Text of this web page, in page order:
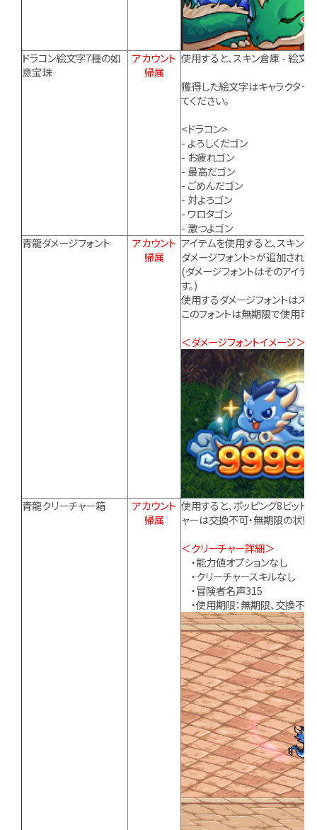
ドラコン絵文字7種の如
意宝珠
アカウント
帰属
使用すると、スキン倉庫 - 絵文
獲得した絵文字はキャラクター
てください。
<ドラコン>
- よろしくだゴン
- お疲れゴン
- 最高だゴン
- ごめんだゴン
- 対よろゴン
- ワロタゴン
- 激つよゴン
青龍ダメージフォント
アカウント
帰属
アイテムを使用すると、スキン
ダメージフォント>が追加されま
(ダメージフォントはそのアイテ
す。)
使用するダメージフォントはス
このフォントは無期限で使用可
＜ダメージフォントイメージ＞
青龍クリーチャー箱
アカウント
帰属
使用すると、ポッピング8ビット
ャーは交換不可・無期限の状態
＜クリーチャー詳細＞
・能力値オプションなし
・クリーチャースキルなし
・冒険者名声315
・使用期限：無期限、交換不可